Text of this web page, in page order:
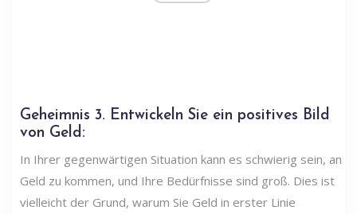
Geheimnis 3. Entwickeln Sie ein positives Bild
von Geld:
In Ihrer gegenwärtigen Situation kann es schwierig sein, an
Geld zu kommen, und Ihre Bedürfnisse sind groß. Dies ist
vielleicht der Grund, warum Sie Geld in erster Linie